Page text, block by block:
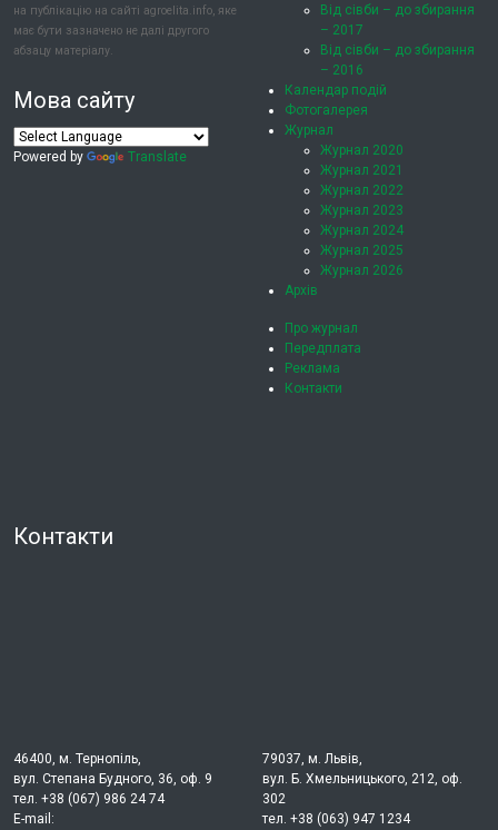
на публікацію на сайті agroelita.info, яке
має бути зазначено не далі другого
абзацу матеріалу.
Мова сайту
Powered by Translate
Від сівби – до збирання
– 2017
Від сівби – до збирання
– 2016
Календар подій
Фотогалерея
Журнал
Журнал 2020
Журнал 2021
Журнал 2022
Журнал 2023
Журнал 2024
Журнал 2025
Журнал 2026
Архів
Про журнал
Передплата
Реклама
Контакти
Контакти
46400, м. Тернопіль,
вул. Степана Будного, 36, оф. 9
тел. +38 (067) 986 24 74
E-mail:
79037, м. Львів,
вул. Б. Хмельницького, 212, оф.
302
тел. +38 (063) 947 1234